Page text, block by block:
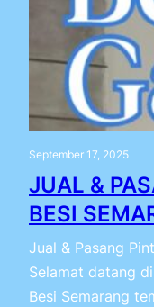
September 17, 2025
JUAL &
BESI
Jual & Pasang
Selamat datang
Besi Semarang